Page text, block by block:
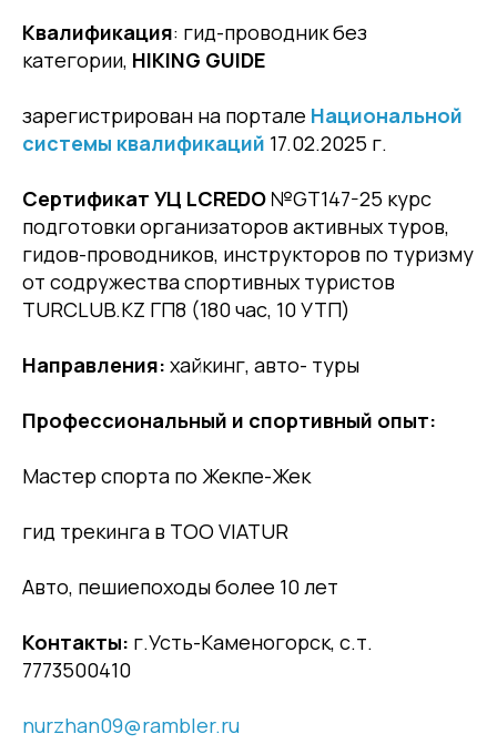
Квалификация: гид-проводник без
категории, HIKING GUIDE
зарегистрирован на портале Национальной
системы квалификаций 17.02.2025 г.
Сертификат УЦ LCREDO №GT147-25 курс
подготовки организаторов активных туров,
гидов-проводников, инструкторов по туризму
от содружества спортивных туристов
TURCLUB.KZ ГП8 (180 час, 10 УТП)
Направления: хайкинг, авто- туры
Профессиональный и спортивный опыт:
Мастер спорта по Жекпе-Жек
гид трекинга в ТОО VIATUR
Авто, пешиепоходы более 10 лет
Контакты: г.Усть-Каменогорск, с.т.
7773500410
nurzhan09@rambler.ru